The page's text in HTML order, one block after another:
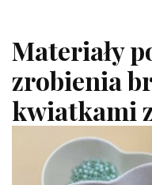
Materiały
zrobienia
kwiatkami